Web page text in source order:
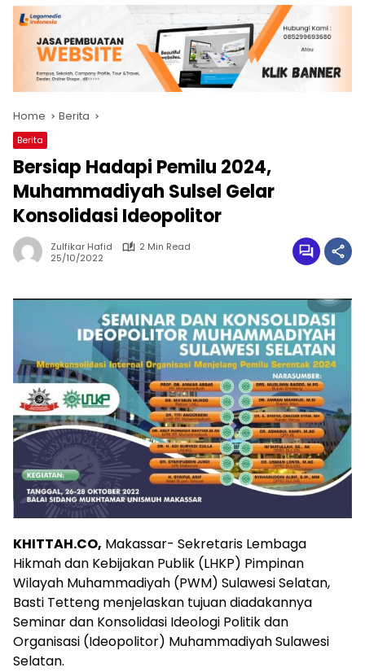
Home Berita
Berita
Bersiap Hadapi Pemilu 2024,
Muhammadiyah Sulsel Gelar
Konsolidasi Ideopolitor
Zulfikar Hafid
2 Min Read
25/10/2022
KHITTAH.CO, Makassar- Sekretaris Lembaga
Hikmah dan Kebijakan Publik (LHKP) Pimpinan
Wilayah Muhammadiyah (PWM) Sulawesi Selatan,
Basti Tetteng menjelaskan tujuan diadakannya
Seminar dan Konsolidasi Ideologi Politik dan
Organisasi (Ideopolitor) Muhammadiyah Sulawesi
Selatan.